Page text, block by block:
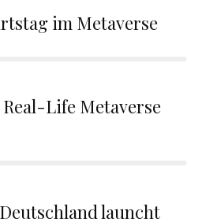
im Metaverse
Life Metaverse
launcht